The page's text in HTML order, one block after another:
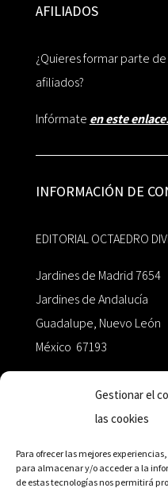
Gestionar el
las cookies
Para ofrecer las mejores
para almacenar y/o acceder a la
de estas tecnologías nos permitirá
AFILIADOS
¿Quieres formar parte
afiliados?
Infórmate en este enlace.
INFORMACIÓN DE
EDITORIAL OCTAEDRO
Jardines de Madrid 7654
Jardines de Andalucía
Guadalupe, Nuevo León
México 67193
+52 811.499.5638
RED DE